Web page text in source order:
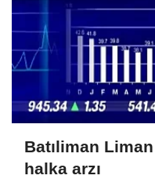
Batıliman
halka arzı